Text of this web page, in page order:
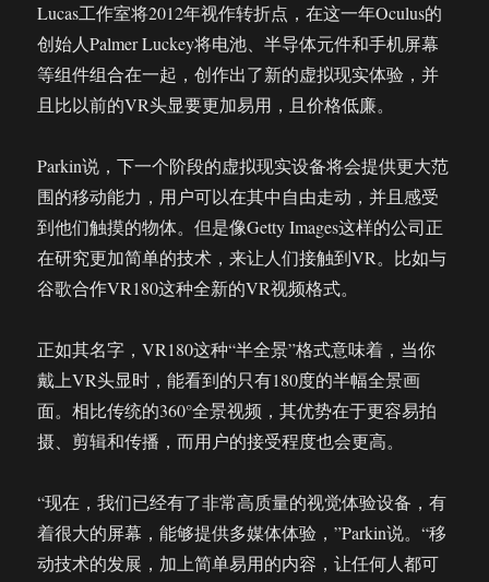
Lucas工作室将2012年视作转折点，在这一年Oculus的
创始人Palmer Luckey将电池、半导体元件和手机屏幕
等组件组合在一起，创作出了新的虚拟现实体验，并
且比以前的VR头显要更加易用，且价格低廉。
Parkin说，下一个阶段的虚拟现实设备将会提供更大范
围的移动能力，用户可以在其中自由走动，并且感受
到他们触摸的物体。但是像Getty Images这样的公司正
在研究更加简单的技术，来让人们接触到VR。比如与
谷歌合作VR180这种全新的VR视频格式。
正如其名字，VR180这种“半全景”格式意味着，当你
戴上VR头显时，能看到的只有180度的半幅全景画
面。相比传统的360°全景视频，其优势在于更容易拍
摄、剪辑和传播，而用户的接受程度也会更高。
“现在，我们已经有了非常高质量的视觉体验设备，有
着很大的屏幕，能够提供多媒体体验，”Parkin说。“移
动技术的发展，加上简单易用的内容，让任何人都可